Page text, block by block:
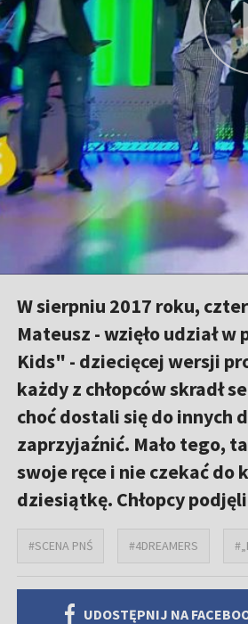
W sierpniu 2017 roku,
Mateusz - wzięło udział
Kids" - dziecięcej wersji
każdy z chłopców skradł
choć dostali się do innych
zaprzyjaźnić. Mało tego,
swoje ręce i nie czekać do
dziesiątkę. Chłopcy
#SCENA PNŚ #4DREAMERS
UDOSTĘPNIJ NA